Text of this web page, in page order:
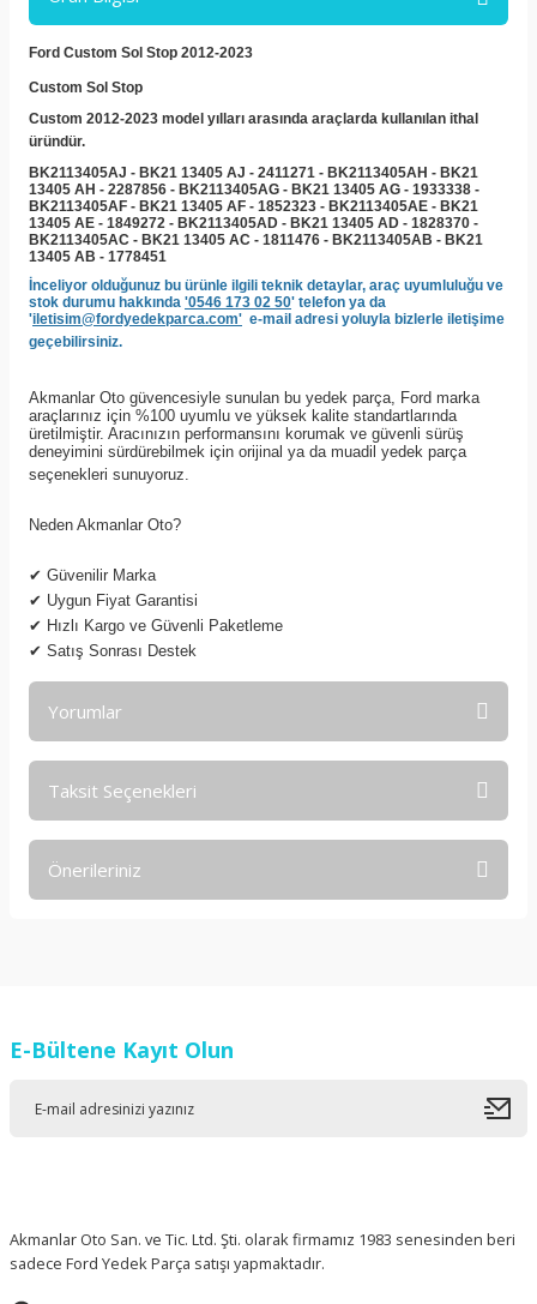
Ford Custom Sol Stop 2012-2023
Custom Sol Stop
Custom 2012-2023 model yılları arasında araçlarda kullanılan ithal
üründür.
BK2113405AJ - BK21 13405 AJ - 2411271 - BK2113405AH - BK21
13405 AH - 2287856 - BK2113405AG - BK21 13405 AG - 1933338 -
BK2113405AF - BK21 13405 AF - 1852323 - BK2113405AE - BK21
13405 AE - 1849272 - BK2113405AD - BK21 13405 AD - 1828370 -
BK2113405AC - BK21 13405 AC - 1811476 - BK2113405AB - BK21
13405 AB - 1778451
İnceliyor olduğunuz bu ürünle ilgili teknik detaylar, araç uyumluluğu ve
stok durumu hakkında '0546 173 02 50' telefon ya da
'iletisim@fordyedekparca.com' e-mail adresi yoluyla bizlerle iletişime
geçebilirsiniz.
Akmanlar Oto güvencesiyle sunulan bu yedek parça, Ford marka
araçlarınız için %100 uyumlu ve yüksek kalite standartlarında
üretilmiştir. Aracınızın performansını korumak ve güvenli sürüş
deneyimini sürdürebilmek için orijinal ya da muadil yedek parça
seçenekleri sunuyoruz.
Neden Akmanlar Oto?
✔ Güvenilir Marka
✔ Uygun Fiyat Garantisi
✔ Hızlı Kargo ve Güvenli Paketleme
✔ Satış Sonrası Destek
Yorumlar
Taksit Seçenekleri
Önerileriniz
Ürün resmi kalitesiz, bozuk veya görüntülenemiyor.
E-Bültene Kayıt Olun
Akmanlar Oto San. ve Tic. Ltd. Şti. olarak firmamız 1983 senesinden beri
sadece Ford Yedek Parça satışı yapmaktadır.